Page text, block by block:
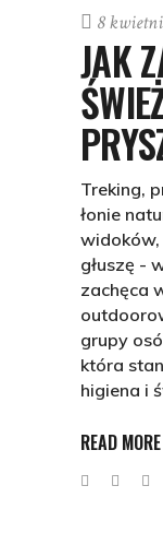
8
JAK
Treking,
łonie
widoków,
głuszę -
zachęca
grupy
która
higiena i
READ MORE